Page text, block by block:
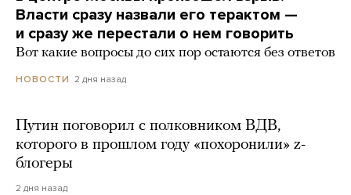
Власти сразу назвали его терактом —
и сразу же перестали о нем говорить
Вот какие вопросы до сих пор остаются без ответов
НОВОСТИ 2 дня назад
Путин поговорил с полковником ВДВ,
которого в прошлом году «похоронили» z-
блогеры
2 дня назад